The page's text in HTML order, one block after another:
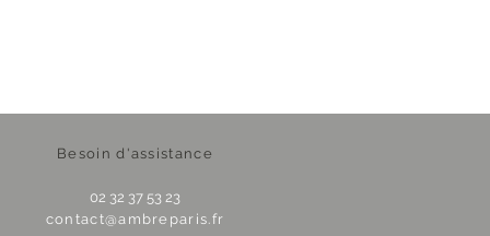
Besoin d'assistance
02 32 37 53 23
contact@ambreparis.fr